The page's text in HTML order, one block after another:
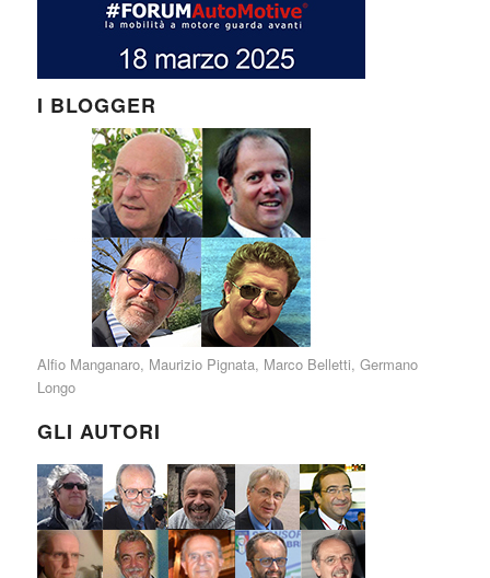
I BLOGGER
Alfio Manganaro, Maurizio Pignata, Marco Belletti, Germano
Longo
GLI AUTORI